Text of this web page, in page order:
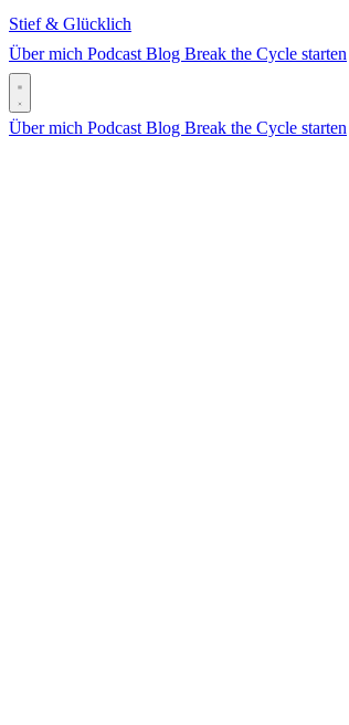
Stief & Glücklich
Über mich Podcast Blog Break the Cycle starten
Über mich Podcast Blog Break the Cycle starten